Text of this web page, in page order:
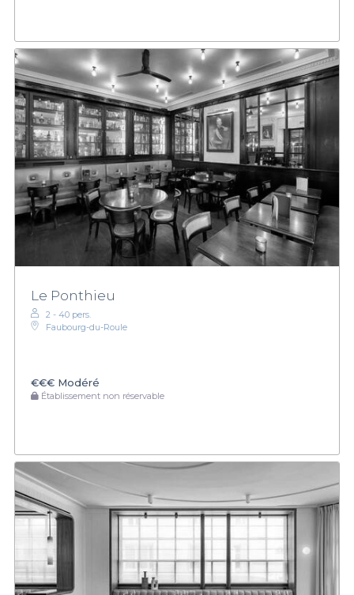
Le Ponthieu
2 - 40 pers.
Faubourg-du-Roule
€€€ Modéré
Établissement non réservable